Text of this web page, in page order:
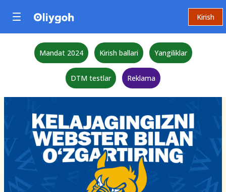
Kirish
Mandat 2024 Kirish ballari Yangiliklar
DTM testlar Reklama